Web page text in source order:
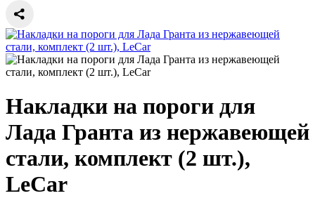
Накладки на пороги для
Лада Гранта из нержавеющей
стали, комплект (2 шт.),
LeCar